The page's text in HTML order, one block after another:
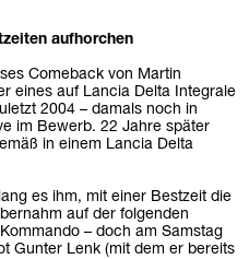
aufhorchen
Comeback von Martin
eines auf Lancia Delta Integrale
2004 – damals noch in
im Bewerb. 22 Jahre später
in einem Lancia Delta
es ihm, mit einer Bestzeit die
auf der folgenden
– doch am Samstag
Gunter Lenk (mit dem er bereits